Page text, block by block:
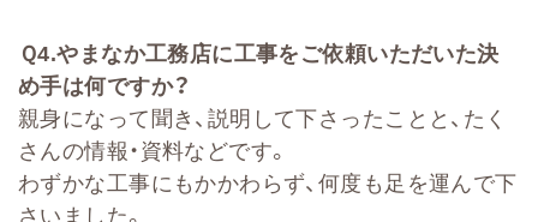
Ｑ4.やまなか工務店に工事をご依頼いただいた決
め手は何ですか？
親身になって聞き、説明して下さったことと、たく
さんの情報・資料などです。
わずかな工事にもかかわらず、何度も足を運んで下
さいました。